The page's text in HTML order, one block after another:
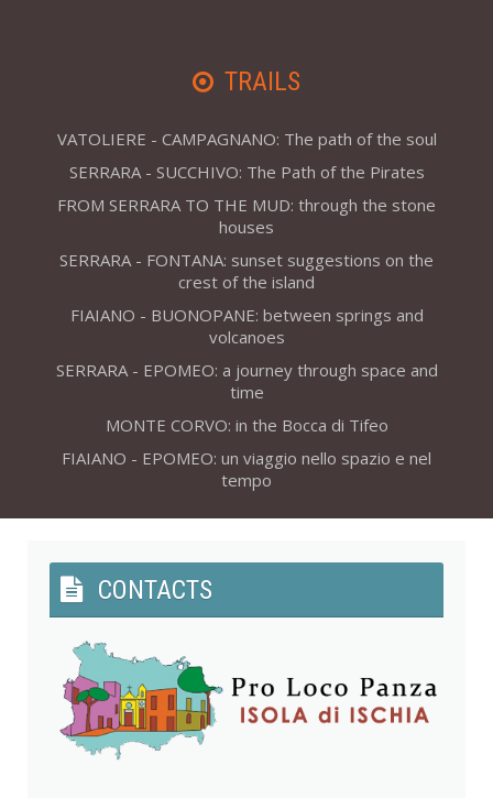
TRAILS
VATOLIERE - CAMPAGNANO: The path of the soul
SERRARA - SUCCHIVO: The Path of the Pirates
FROM SERRARA TO THE MUD: through the stone
houses
SERRARA - FONTANA: sunset suggestions on the
crest of the island
FIAIANO - BUONOPANE: between springs and
volcanoes
SERRARA - EPOMEO: a journey through space and
time
MONTE CORVO: in the Bocca di Tifeo
FIAIANO - EPOMEO: un viaggio nello spazio e nel
tempo
CONTACTS